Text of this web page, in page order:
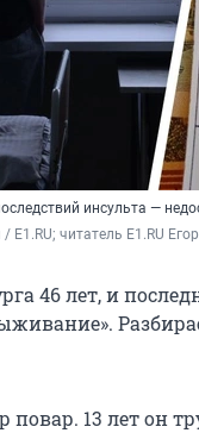
инсульта —
читатель E1.RU Егор
46 лет, и
повар. 13 лет он